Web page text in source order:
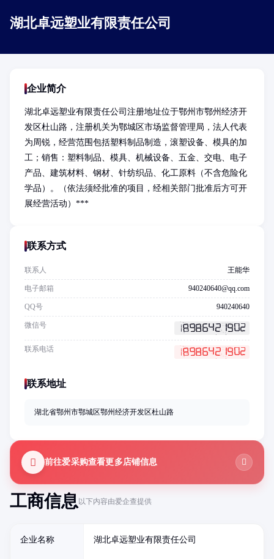
湖北卓远塑业有限责任公司
工商信息以下内容由爱企查提供
企业名称 湖北卓远塑业有限责任公司
企业简介
湖北卓远塑业有限责任公司注册地址位于鄂州市鄂州经济开
发区杜山路，注册机关为鄂城区市场监督管理局，法人代表
为周锐，经营范围包括塑料制品制造，滚塑设备、模具的加
工；销售：塑料制品、模具、机械设备、五金、交电、电子
产品、建筑材料、钢材、针纺织品、化工原料（不含危险化
学品）。（依法须经批准的项目，经相关部门批准后方可开
展经营活动）***
联系方式
联系人 王能华
电子邮箱 940240640@qq.com
QQ号 940240640
微信号
联系电话
联系地址
湖北省鄂州市鄂城区鄂州经济开发区杜山路
前往爱采购查看更多店铺信息